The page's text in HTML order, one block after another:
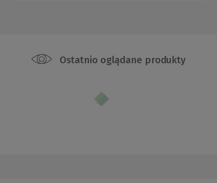
Ostatnio oglądane produkty